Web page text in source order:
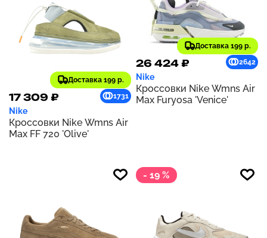
Доставка 199 р.
17 309 ₽ 1731
Nike
Кроссовки Nike Wmns Air
Max FF 720 'Olive'
Доставка 199 р.
26 424 ₽ 2642
Nike
Кроссовки Nike Wmns Air
Max Furyosa 'Venice'
- 19 %